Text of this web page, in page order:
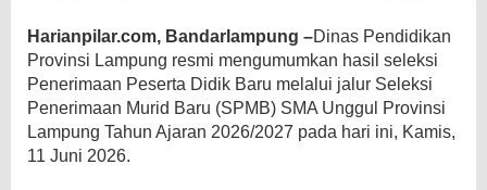
Harianpilar.com, Bandarlampung –Dinas Pendidikan
Provinsi Lampung resmi mengumumkan hasil seleksi
Penerimaan Peserta Didik Baru melalui jalur Seleksi
Penerimaan Murid Baru (SPMB) SMA Unggul Provinsi
Lampung Tahun Ajaran 2026/2027 pada hari ini, Kamis,
11 Juni 2026.